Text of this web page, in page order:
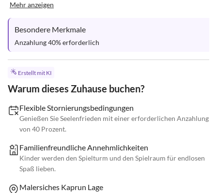
Mehr anzeigen
Besondere Merkmale
Anzahlung 40% erforderlich
Erstellt mit KI
Warum dieses Zuhause buchen?
Flexible Stornierungsbedingungen
Genießen Sie Seelenfrieden mit einer erforderlichen Anzahlung
von 40 Prozent.
Familienfreundliche Annehmlichkeiten
Kinder werden den Spielturm und den Spielraum für endlosen
Spaß lieben.
Malersiches Kaprun Lage